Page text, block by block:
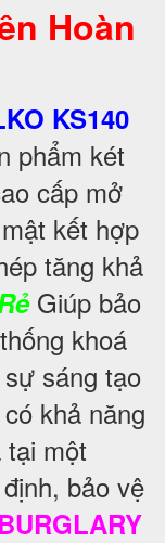
Hoàn
KS140
phẩm két
cấp mở
kết hợp
tăng khả
Giúp bảo
khoá
sáng tạo
khả năng
tại một
bảo vệ
BURGLARY